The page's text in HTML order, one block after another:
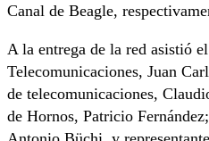
Canal de Beagle,
A la entrega de la red asistió
Telecomunicaciones, Juan
de telecomunicaciones,
de Hornos, Patricio